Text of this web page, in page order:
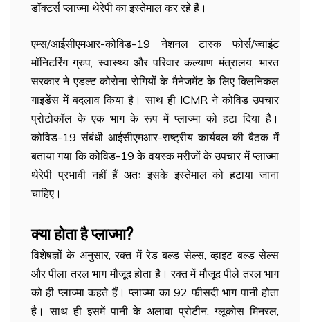
डॉक्टर्स प्लाज्मा थेरेपी का इस्तेमाल कर रहे हैं।
एम्स/आईसीएमआर-कोविड-19 नेशनल टास्क फोर्स/ज्वाइंट
मॉनिटरिंग ग्रुप, स्वास्थ्य और परिवार कल्याण मंत्रालय, भारत
सरकार ने एडल्ट कोरोना रोगियों के मैनेजमेंट के लिए क्लिनिकल
गाइडेंस में बदलाव किया है। साथ ही ICMR ने कोविड उपचार
प्रोटोकॉल के एक भाग के रूप में प्लाज्मा को हटा दिया है।
कोविड-19 संबंधी आईसीएमआर-राष्ट्रीय कार्यबल की बैठक में
बताया गया कि कोविड-19 के वयस्क मरीजों के उपचार में प्लाज्मा
थेरेपी प्रभावी नहीं हैं अतः इसके इस्तेमाल को हटाया जाना
चाहिए।
क्या होता है प्लाज्मा?
विशेषज्ञों के अनुसार, रक्त में रेड बल्ड सेल्स, व्हाइट बल्ड सेल्स
और पीला तरल भाग मौजूद होता है। रक्त में मौजूद पीले तरल भाग
को ही प्लाज्मा कहते हैं। प्लाज्मा का 92 फीसदी भाग पानी होता
है। साथ ही इसमें पानी के अलावा प्रोटीन, ग्लूकोस मिनरल,